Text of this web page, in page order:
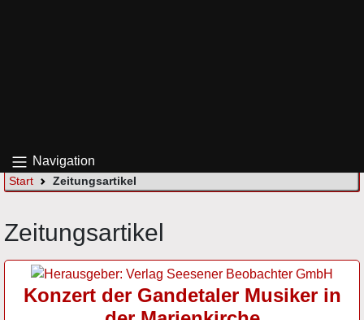
Navigation
Start Zeitungsartikel
Zeitungsartikel
Konzert der Gandetaler Musiker in